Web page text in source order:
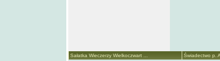
Sałatka Wieczerzy Wielkoczwart ... Świadectwo p.